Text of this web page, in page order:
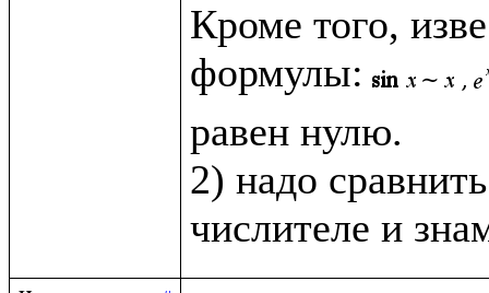
Кроме того,
формулы:
равен нулю.
2) надо